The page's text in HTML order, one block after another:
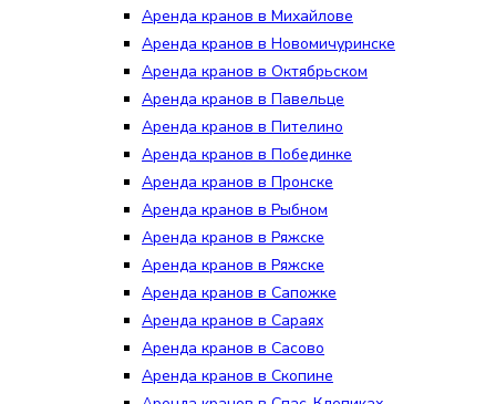
Аренда кранов в Михайлове
Аренда кранов в Новомичуринске
Аренда кранов в Октябрьском
Аренда кранов в Павельце
Аренда кранов в Пителино
Аренда кранов в Побединке
Аренда кранов в Пронске
Аренда кранов в Рыбном
Аренда кранов в Ряжске
Аренда кранов в Ряжске
Аренда кранов в Сапожке
Аренда кранов в Сараях
Аренда кранов в Сасово
Аренда кранов в Скопине